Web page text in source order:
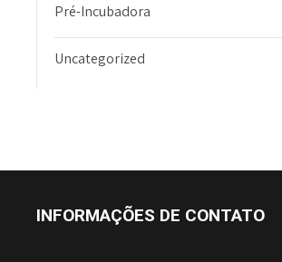
Pré-Incubadora
Uncategorized
INFORMAÇÕES DE CONTATO